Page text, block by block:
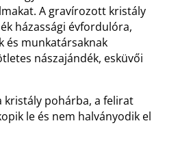
A gravírozott kristály
házassági évfordulóra,
és munkatársaknak
nászajándék, esküvői
kristály pohárba, a felirat
le és nem halványodik el